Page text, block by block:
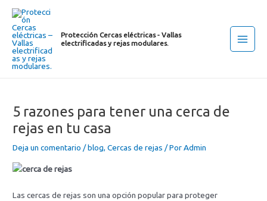
contenido
Protección Cercas eléctricas - Vallas
electrificadas y rejas modulares.
5 razones para tener una cerca de
rejas en tu casa
Deja un comentario /blog,Cercas de rejas / PorAdmin
Las cercas de rejas son una opción popular para proteger
de
entradas